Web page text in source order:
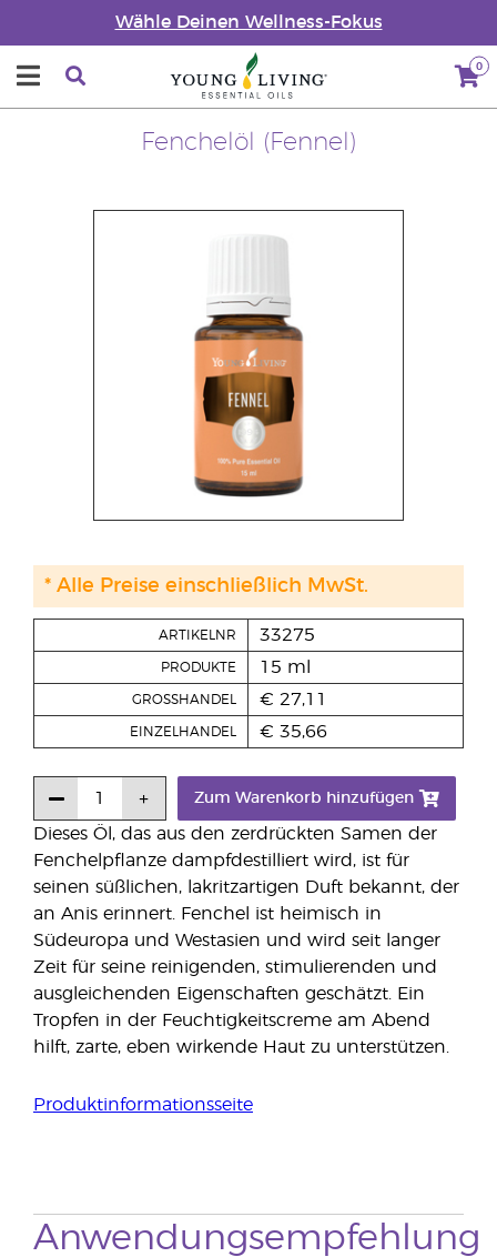
Wähle Deinen Wellness-Fokus
0
Fenchelöl (Fennel)
Dieses Öl, das aus den zerdrückten Samen der
Fenchelpflanze dampfdestilliert wird, ist für
seinen süßlichen, lakritzartigen Duft bekannt, der
an Anis erinnert. Fenchel ist heimisch in
Südeuropa und Westasien und wird seit langer
Zeit für seine reinigenden, stimulierenden und
ausgleichenden Eigenschaften geschätzt. Ein
Tropfen in der Feuchtigkeitscreme am Abend
hilft, zarte, eben wirkende Haut zu unterstützen.
Produktinformationsseite
ARTIKELNR 33275
PRODUKTE 15 ml
GROSSHANDEL € 27,11
EINZELHANDEL € 35,66
Zum Warenkorb hinzufügen
* Alle Preise einschließlich MwSt.
Anwendungsempfehlung